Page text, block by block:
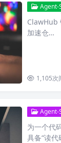
Agent-
ClawHub
加速仓…
1,105次
Agent-
为一个代
具备“读